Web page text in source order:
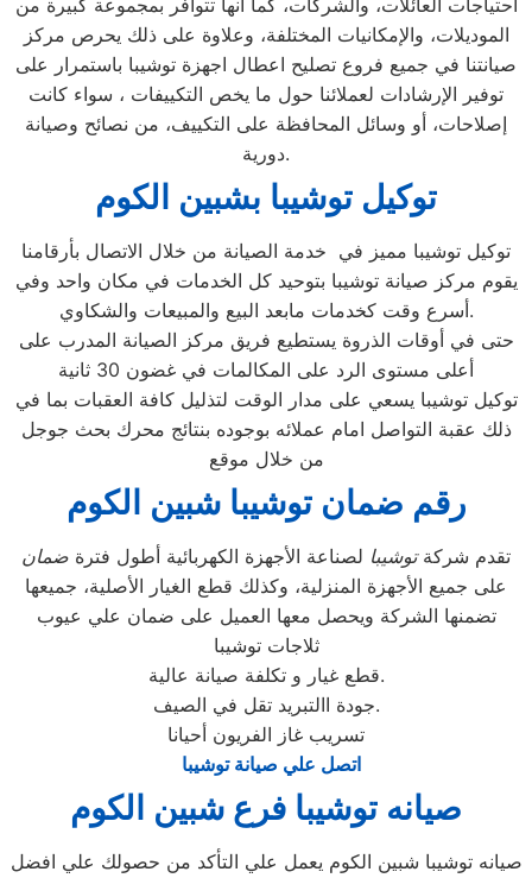
احتياجات العائلات، والشركات، كما أنها تتوافر بمجموعة كبيرة من
الموديلات، والإمكانيات المختلفة، وعلاوة على ذلك يحرص مركز
صيانتنا في جميع فروع تصليح اعطال اجهزة توشيبا باستمرار على
توفير الإرشادات لعملائنا حول ما يخص التكييفات ، سواء كانت
إصلاحات، أو وسائل المحافظة على التكييف، من نصائح وصيانة
دورية.
توكيل توشيبا بشبين الكوم
توكيل توشيبا مميز في خدمة الصيانة من خلال الاتصال بأرقامنا
يقوم مركز صيانة توشيبا بتوحيد كل الخدمات في مكان واحد وفي
أسرع وقت كخدمات مابعد البيع والمبيعات والشكاوي.
حتى في أوقات الذروة يستطيع فريق مركز الصيانة المدرب على
أعلى مستوى الرد على المكالمات في غضون 30 ثانية
توكيل توشيبا يسعي على مدار الوقت لتذليل كافة العقبات بما في
ذلك عقبة التواصل امام عملائه بوجوده بنتائج محرك بحث جوجل
من خلال موقع
رقم ضمان توشيبا شبين الكوم
تقدم شركةتوشيبا لصناعة الأجهزة الكهربائية أطول فترة ضمان
على جميع الأجهزة المنزلية، وكذلك قطع الغيار الأصلية، جميعها
تضمنها الشركة ويحصل معها العميل على ضمان علي عيوب
ثلاجات توشيبا
قطع غيار و تكلفة صيانة عالية.
جودة االتبريد تقل في الصيف.
تسريب غاز الفريون أحيانا
اتصل علي صيانة توشيبا
صيانه توشيبا فرع شبين الكوم
صيانه توشيبا شبين الكوم يعمل علي التأكد من حصولك علي افضل